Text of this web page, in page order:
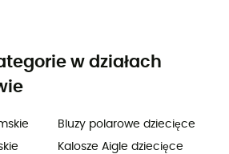
w działach
Bluzy polarowe dziecięce
Kalosze Aigle dziecięce